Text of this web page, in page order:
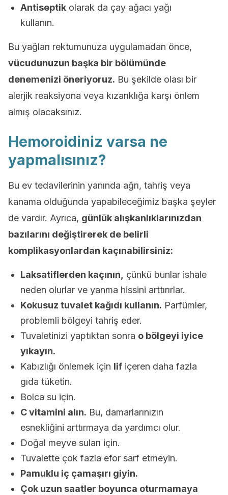
Antiseptik olarak da çay ağacı yağı
kullanın.
Bu yağları rektumunuza uygulamadan önce,
vücudunuzun başka bir bölümünde
denemenizi öneriyoruz. Bu şekilde olası bir
alerjik reaksiyona veya kızarıklığa karşı önlem
almış olacaksınız.
Hemoroidiniz varsa ne
yapmalısınız?
Bu ev tedavilerinin yanında ağrı, tahriş veya
kanama olduğunda yapabileceğimiz başka şeyler
de vardır. Ayrıca, günlük alışkanlıklarınızdan
bazılarını değiştirerek de belirli
komplikasyonlardan kaçınabilirsiniz:
Laksatiflerden kaçının,
çünkü bunlar ishale
neden olurlar ve yanma hissini arttırırlar.
Kokusuz tuvalet kağıdı kullanın. Parfümler,
problemli bölgeyi tahriş eder.
Tuvaletinizi yaptıktan sonra o bölgeyi iyice
yıkayın.
Kabızlığı önlemek için lif içeren daha fazla
gıda tüketin.
Bolca su için.
C vitamini alın. Bu, damarlarınızın
esnekliğini arttırmaya da yardımcı olur.
Doğal meyve suları için.
Tuvalette çok fazla efor sarf etmeyin.
Pamuklu iç çamaşırı giyin.
Çok uzun saatler boyunca oturmamaya